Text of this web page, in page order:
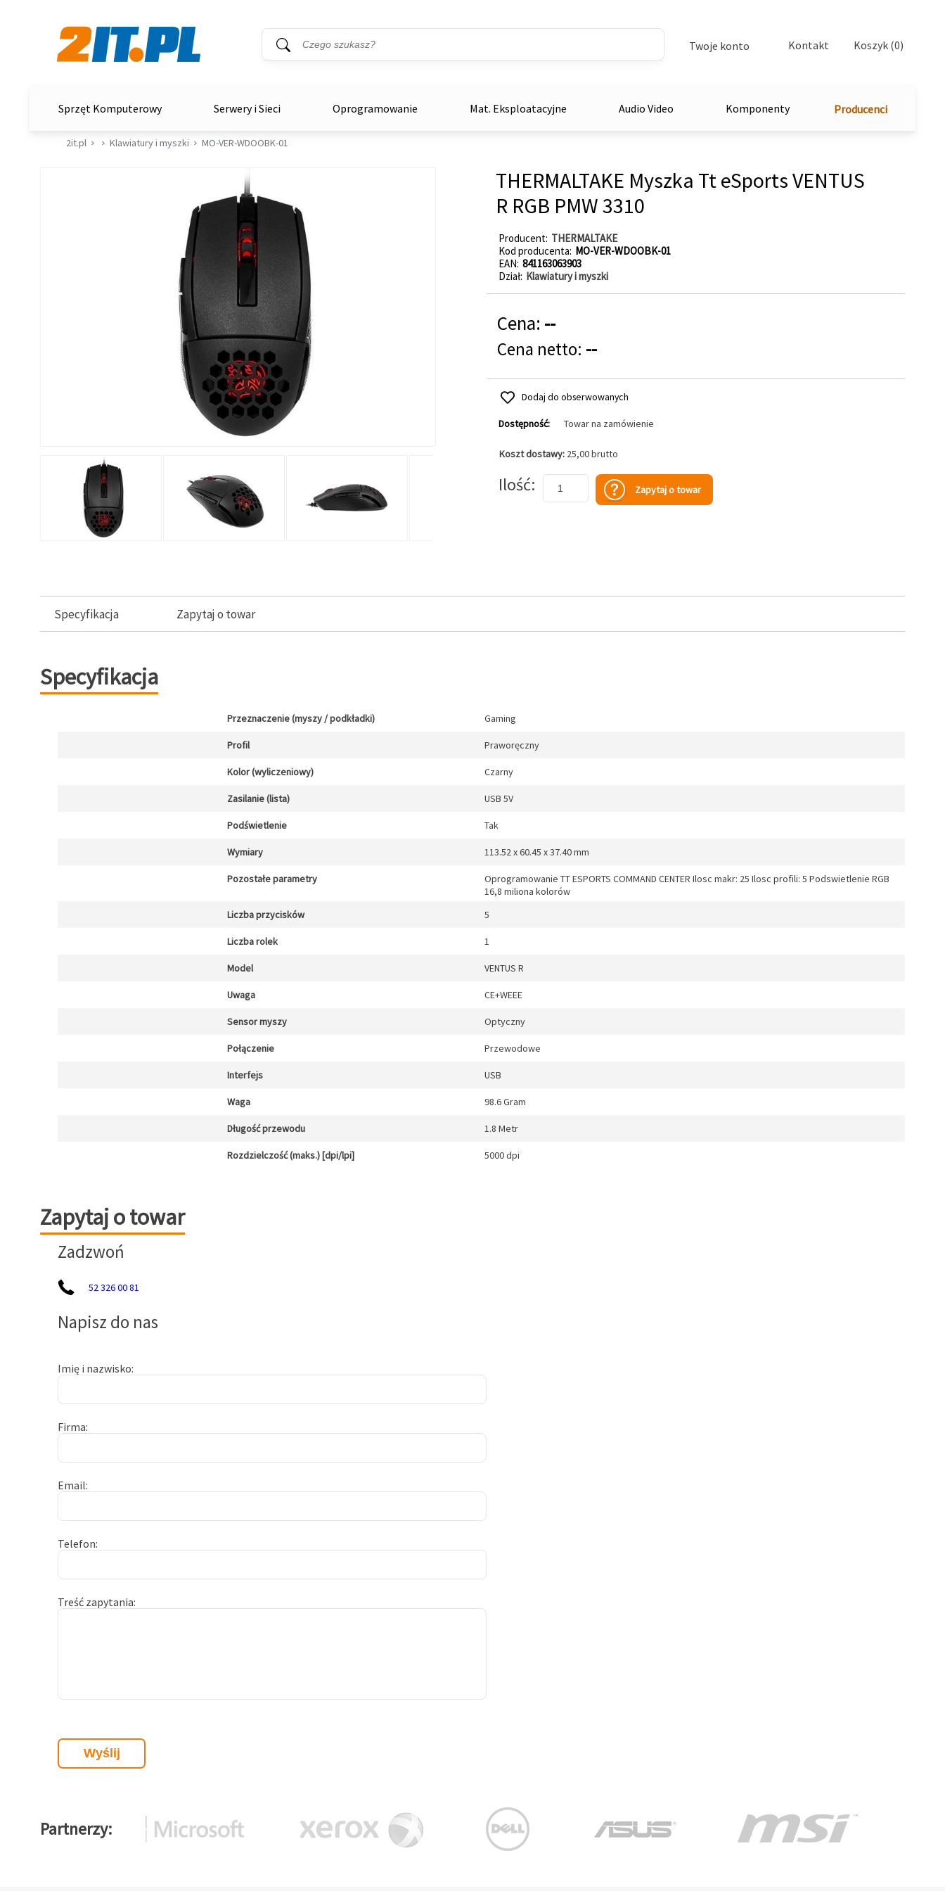
Wyszukiwarka
Słowo kluczowe
Twoje konto Kontakt Koszyk (0)
Sprzęt Komputerowy Serwery i Sieci Oprogramowanie Mat. Eksploatacyjne Audio Video Komponenty Producenci
2it.pl Klawiatury i myszki MO-VER-WDOOBK-01
THERMALTAKE Myszka Tt eSports VENTUS
R RGB PMW 3310
Producent THERMALTAKE
Kod producenta MO-VER-WDOOBK-01
EAN 841163063903
Dział Klawiatury i myszki
Cena: --
Cena netto: --
Dodaj do obserwowanych
Dostępność: Towar na zamówienie
Koszt dostawy: 25,00 brutto
Ilość Zapytaj o towar
Specyfikacja Zapytaj o towar
Specyfikacja
Przeznaczenie (myszy / podkładki) Gaming
Profil Praworęczny
Kolor (wyliczeniowy) Czarny
Zasilanie (lista) USB 5V
Podświetlenie Tak
Wymiary 113.52 x 60.45 x 37.40 mm
Pozostałe parametry
Oprogramowanie TT ESPORTS COMMAND CENTER Ilosc makr: 25 Ilosc profili: 5 Podswietlenie RGB
16,8 miliona kolorów
Liczba przycisków
5
Liczba rolek 1
Model VENTUS R
Uwaga CE+WEEE
Sensor myszy Optyczny
Połączenie Przewodowe
Interfejs USB
Waga 98.6 Gram
Długość przewodu 1.8 Metr
Rozdzielczość (maks.) [dpi/lpi] 5000 dpi
Zapytaj o towar
Zapytaj o towar
Zadzwoń
52 326 00 81
Napisz do nas
Imię i nazwisko
Firma
Email
Telefon
Treść zapytania
Partnerzy